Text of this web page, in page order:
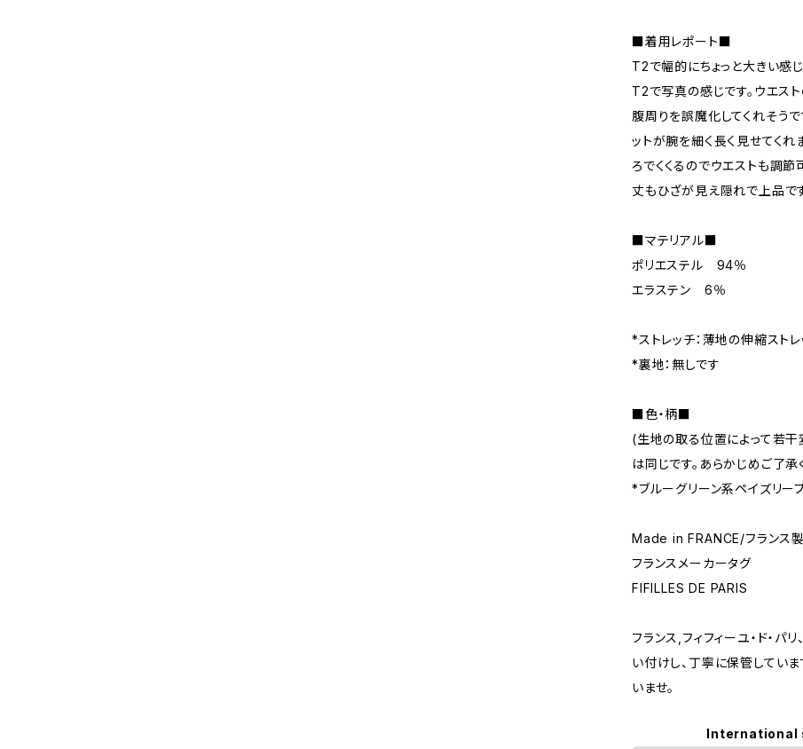
■着用レポート■
T2で幅的にちょっと大きい感
T2で写真の感じです。ウエス
腹周りを誤魔化してくれそう
ットが腕を細く長く見せてくれ
ろでくくるのでウエストも調節
丈もひざが見え隠れで上品です
■マテリアル■
ポリエステル 94％
エラステン 6％
*ストレッチ：薄地の伸縮ストレ
*裏地：無しです
■色・柄■
(生地の取る位置によって若干
は同じです。あらかじめご了承
*ブルーグリーン系ペイズリー
Made in FRANCE/フランス製
フランスメーカータグ
FIFILLES DE PARIS
フランス,フィフィーユ・ド・パ
い付けし、丁寧に保管してい
いませ。
International